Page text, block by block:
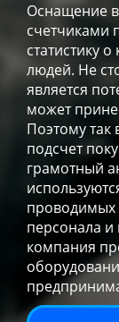
Оснащение
счетчиками
статистику
людей. Не
является
может
Поэтому так
подсчет
грамотный
проводимых
персонала
компания